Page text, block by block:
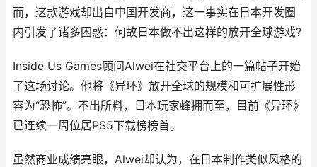
而，这款游戏却出自中国开发商，这一事实在日本开发圈
内引发了诸多困惑：何故日本做不出这样的放开全球游戏?
Inside Us Games顾问Alwei在社交平台上的一篇帖子开始
了这场讨论。他将《异环》放开全球的规模和可扩展性形
容为“恐怖”。不出所料，日本玩家蜂拥而至，目前《异环》
已连续一周位居PS5下载榜榜首。
虽然商业成绩亮眼，Alwei却认为，在日本制作类似风格的